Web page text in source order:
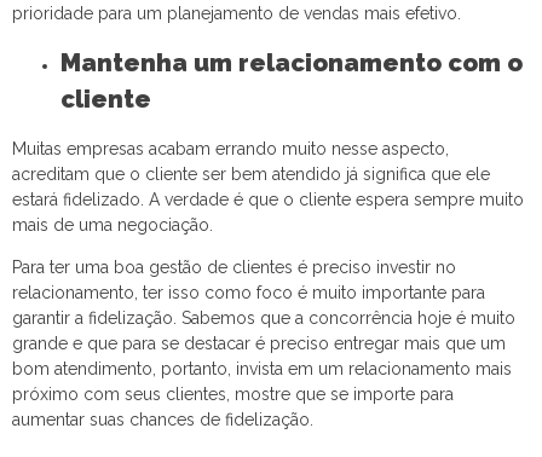
prioridade para um planejamento de vendas mais efetivo.
Mantenha um relacionamento com o
cliente
Muitas empresas acabam errando muito nesse aspecto,
acreditam que o cliente ser bem atendido já significa que ele
estará fidelizado. A verdade é que o cliente espera sempre muito
mais de uma negociação.
Para ter uma boa gestão de clientes é preciso investir no
relacionamento, ter isso como foco é muito importante para
garantir a fidelização. Sabemos que a concorrência hoje é muito
grande e que para se destacar é preciso entregar mais que um
bom atendimento, portanto, invista em um relacionamento mais
próximo com seus clientes, mostre que se importe para
aumentar suas chances de fidelização.